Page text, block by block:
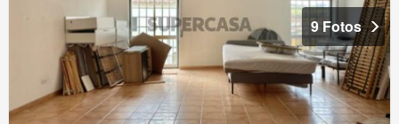
9 Fotos